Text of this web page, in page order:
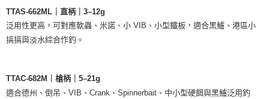
TTAS-662ML｜直柄｜3–12g
泛用性更高，可對應軟蟲、米諾、小 VIB、小型鐵板，適合黑鱸、港區小
搞搞與淡水綜合作釣。
TTAC-682M｜槍柄｜5–21g
適合德州、倒吊、VIB、Crank、Spinnerbait、中小型硬餌與黑鱸泛用釣